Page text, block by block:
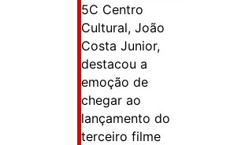
5C Centro
Cultural, João
Costa Junior,
destacou a
emoção de
chegar ao
lançamento do
terceiro filme